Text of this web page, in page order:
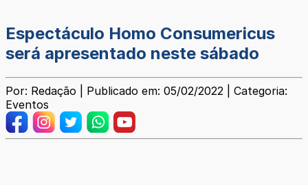
Espectáculo Homo Consumericus
será apresentado neste sábado
Por: Redação | Publicado em: 05/02/2022 | Categoria:
Eventos